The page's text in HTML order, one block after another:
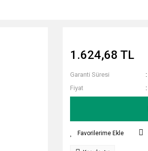
1.624,68 TL
Garanti Süresi
Fiyat